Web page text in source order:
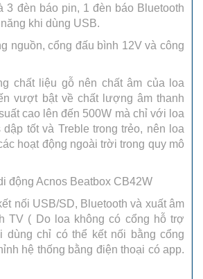
3 đèn báo pin, 1 đèn báo Bluetooth
khi dùng USB.
nguồn, cổng đấu bình 12V và công
chất liệu gỗ nên chất âm của loa
vượt bật về chất lượng âm thanh
cao lên đến 500W mà chỉ với loa
dập tốt và Treble trong trẻo, nên loa
hoạt động ngoài trời trong quy mô
nối USB/SD, Bluetooth và xuất âm
TV ( Do loa không có cổng hỗ trợ
dùng chỉ có thể kết nối bằng cổng
hệ thống bằng điện thoại có app.